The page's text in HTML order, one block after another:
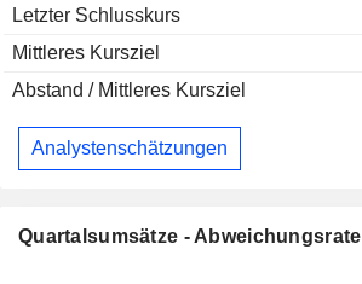
Letzter Schlusskurs
Mittleres Kursziel
Abstand / Mittleres Kursziel
Analystenschätzungen
Quartalsumsätze - Abweichungsrate